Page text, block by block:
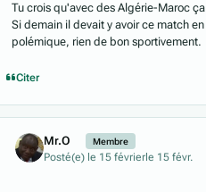
Tu crois qu'avec des Algérie-Maroc ça
Si demain il devait y avoir ce match
polémique, rien de bon sportivement.
Citer
Mr.O Membre
Posté(e) le 15 févrierle 15 févr.